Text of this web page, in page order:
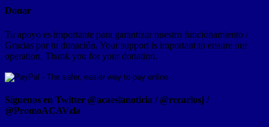
Donar
Tu apoyo es importante para garantizar nuestro funcionamiento /
Gracias por tu donación. Your support is important to ensure our
operation. Thank you for your donation.
Síguenos en Twitter @acaeslanoticia / @rccarlosj /
@PromoACAVzla